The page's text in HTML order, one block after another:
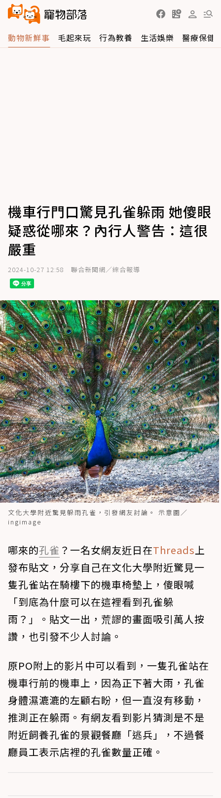
動物新鮮事 毛起來玩 行為教養 生活娛樂 醫療保健
機車行門口驚見孔雀躲雨 她傻眼
疑惑從哪來？內行人警告：這很
嚴重
2024-10-27 12:58 聯合新聞網／綜合報導
文化大學附近驚見躲雨孔雀，引發網友討論。 示意圖／
ingimage
哪來的孔雀 ？一名女網友近日在Threads上
發布貼文，分享自己在文化大學附近驚見一
隻孔雀站在騎樓下的機車椅墊上，傻眼喊
「到底為什麼可以在這裡看到孔雀躲
雨？」。貼文一出，荒謬的畫面吸引萬人按
讚，也引發不少人討論。
原PO附上的影片中可以看到，一隻孔雀站在
機車行前的機車上，因為正下著大雨，孔雀
身體濕漉漉的左顧右盼，但一直沒有移動，
推測正在躲雨。有網友看到影片猜測是不是
附近飼養孔雀的景觀餐廳「逃兵」，不過餐
廳員工表示店裡的孔雀數量正確。